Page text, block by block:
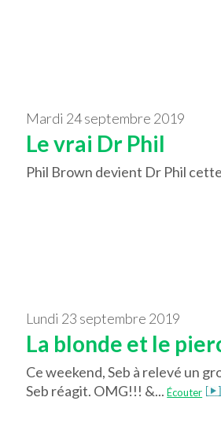
mardi 24 septembre 2019
Le vrai Dr Phil
Phil Brown devient Dr Phil
lundi 23 septembre 2019
La blonde et le
Ce weekend, Seb à relevé un
Seb réagit. OMG!!! &... Écouter